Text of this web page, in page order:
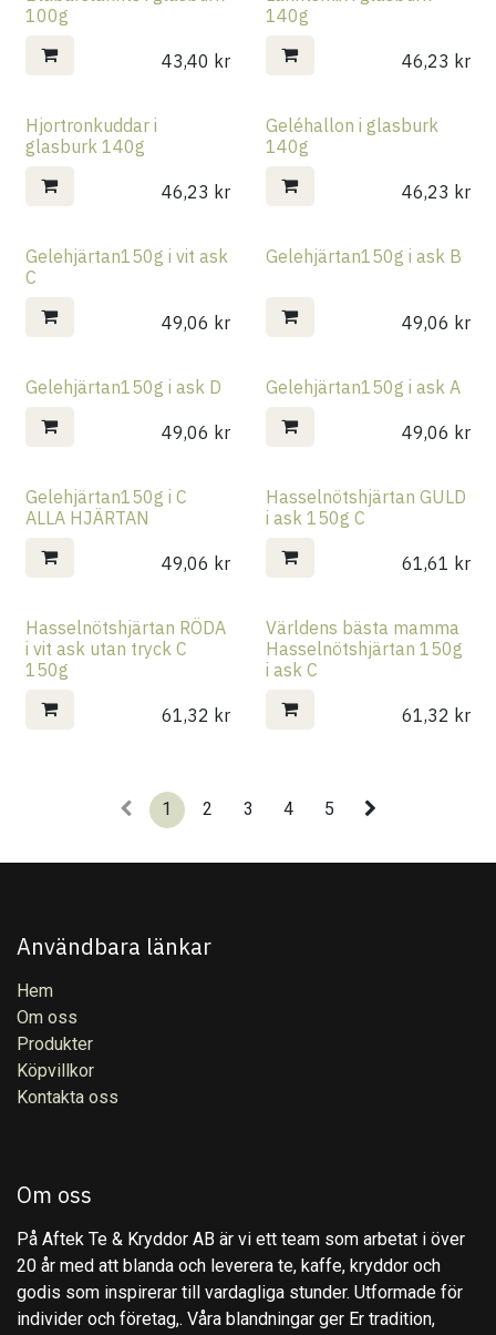
100g
43,40 kr
140g
46,23 kr
Hjortronkuddar i
glasburk 140g
46,23 kr
Geléhallon i glasburk
140g
46,23 kr
Gelehjärtan150g i vit ask
C
49,06 kr
Gelehjärtan150g i ask B
49,06 kr
Gelehjärtan150g i ask D
49,06 kr
Gelehjärtan150g i ask A
49,06 kr
Gelehjärtan150g i C
ALLA HJÄRTAN
49,06 kr
Hasselnötshjärtan GULD
i ask 150g C
61,61 kr
Hasselnötshjärtan RÖDA
i vit ask utan tryck C
150g
61,32 kr
Världens bästa mamma
Hasselnötshjärtan 150g
i ask C
61,32 kr
1 2 3 4 5
Användbara länkar
Hem
Om oss
Produkter
Köpvillkor
Kontakta oss
Om oss
På Aftek Te & Kryddor AB är vi ett team som arbetat i över
20 år med att blanda och leverera te, kaffe, kryddor och
godis som inspirerar till vardagliga stunder. Utformade för
individer och företag,. Våra blandningar ger Er tradition,